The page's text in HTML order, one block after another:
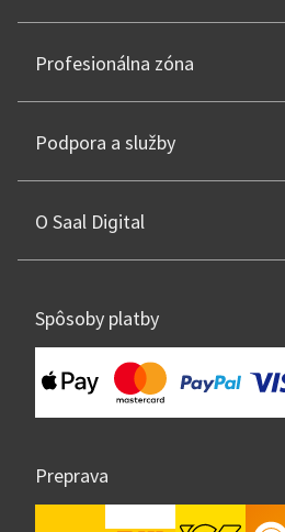
Profesionálna zóna
Podpora a služby
O Saal Digital
Spôsoby platby
Preprava